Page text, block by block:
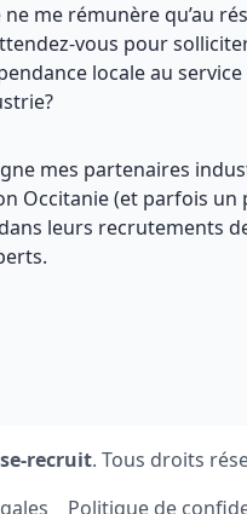
ne me rémunère qu’au
vous pour
locale au service
mes partenaires
Occitanie (et parfois un
leurs recrutements
recruit. Tous droits
Politique de